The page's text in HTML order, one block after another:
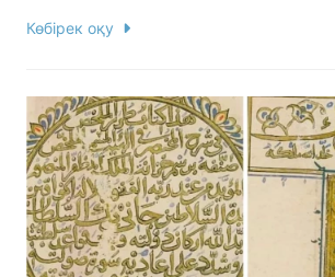
Көбірек оқу